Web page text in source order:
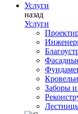
Услуги
назад
Услуги
Заборы